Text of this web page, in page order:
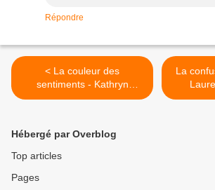
Répondre
< La couleur des
sentiments - Kathryn
Stockett
La
Hébergé par Overblog
Top articles
Pages